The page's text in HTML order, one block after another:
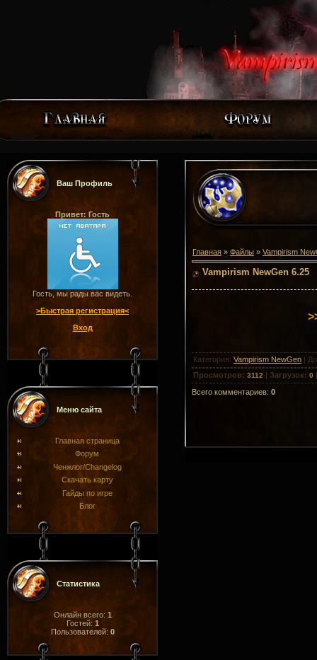
Ваш Профиль
Привет: Гость
Гость, мы рады вас видеть.
>Быстрая регистрация<
Вход
Меню сайта
Главная страница
Форум
Ченжлог/Changelog
Скачать карту
Гайды по игре
Блог
Статистика
Онлайн всего: 1
Гостей: 1
Пользователей: 0
Главная » Файлы » Vampirism
Vampirism NewGen 6.25
Категория: Vampirism NewGen |
Просмотров: 3112 | Загрузок: 0
Всего комментариев: 0